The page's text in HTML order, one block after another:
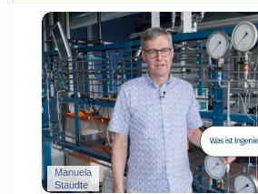
Manuela
Staudte